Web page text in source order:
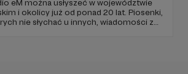
eM można usłyszeć w województwie
i okolicy już od ponad 20 lat. Piosenki,
nie słychać u innych, wiadomości z